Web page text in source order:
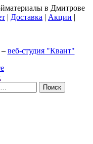
в Дмитрове
| Доставка | Акции |
– веб-студия "Квант"
Поиск